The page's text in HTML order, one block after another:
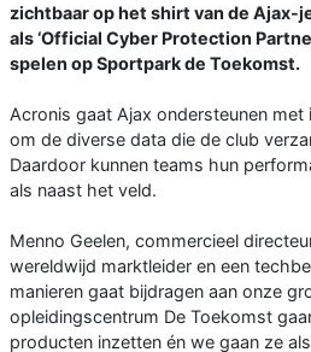
zichtbaar op het shirt van de Ajax-
als ‘Official Cyber Protection
spelen op Sportpark de Toekomst.
Acronis gaat Ajax ondersteunen
om de diverse data die de club
Daardoor kunnen teams hun
als naast het veld.
Menno Geelen, commercieel
wereldwijd marktleider en een
manieren gaat bijdragen aan onze
opleidingscentrum De Toekomst
producten inzetten én we gaan ze